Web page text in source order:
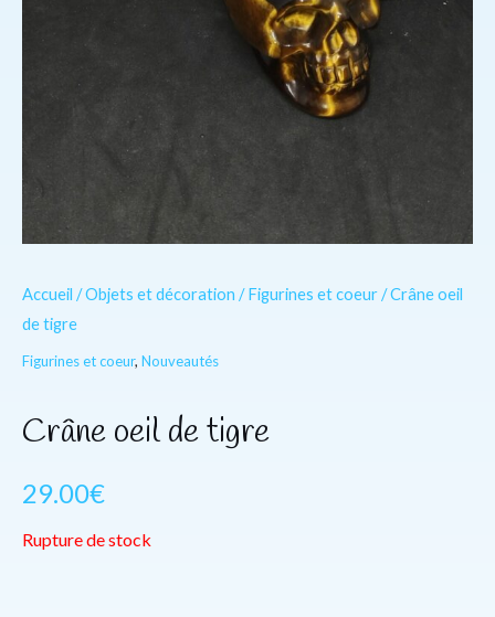
Accueil /Objets et décoration /Figurines et coeur/ Crâne oeil
de tigre
Figurines et coeur, Nouveautés
Crâne oeil de tigre
29.00€
Rupture de stock